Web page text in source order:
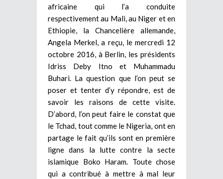
africaine qui l’a conduite
respectivement au Mali, au Niger et en
Ethiopie, la Chancelière allemande,
Angela Merkel, a reçu, le mercredi 12
octobre 2016, à Berlin, les présidents
Idriss Deby Itno et Muhammadu
Buhari. La question que l’on peut se
poser et tenter d’y répondre, est de
savoir les raisons de cette visite.
D’abord, l’on peut faire le constat que
le Tchad, tout comme le Nigeria, ont en
partage le fait qu’ils sont en première
ligne dans la lutte contre la secte
islamique Boko Haram. Toute chose
qui a contribué à mettre à mal leur